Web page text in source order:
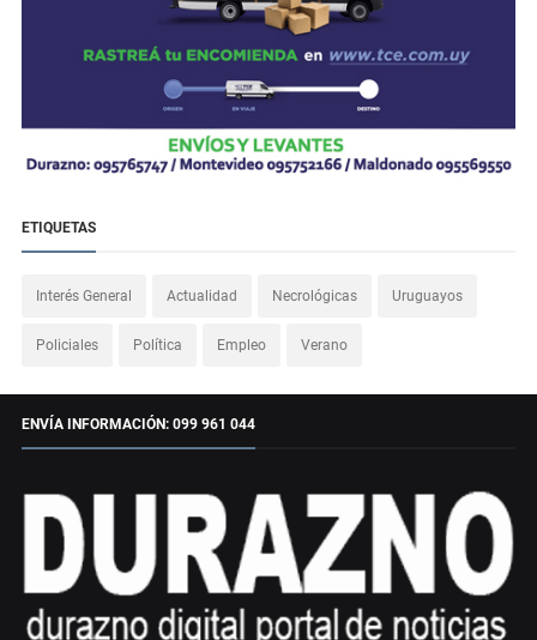
ETIQUETAS
Interés General Actualidad Necrológicas Uruguayos
Policiales Política Empleo Verano
ENVÍA INFORMACIÓN: 099 961 044